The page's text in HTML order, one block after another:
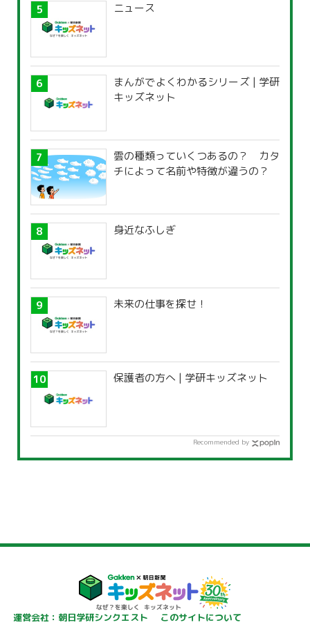
ニュース
まんがでよくわかるシリーズ | 学研
キッズネット
雲の種類っていくつあるの？ カタ
チによって名前や特徴が違うの？
身近なふしぎ
未来の仕事を探せ！
保護者の方へ | 学研キッズネット
Recommended by
運営会社：朝日学研シンクエスト このサイトについて